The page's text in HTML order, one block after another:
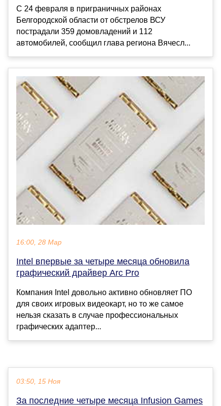
С 24 февраля в приграничных районах
Белгородской области от обстрелов ВСУ
пострадали 359 домовладений и 112
автомобилей, сообщил глава региона Вячесл...
16:00, 28 Мар
Intel впервые за четыре месяца обновила
графический драйвер Arc Pro
Компания Intel довольно активно обновляет ПО
для своих игровых видеокарт, но то же самое
нельзя сказать в случае профессиональных
графических адаптер...
03:50, 15 Ноя
За последние четыре месяца Infusion Games